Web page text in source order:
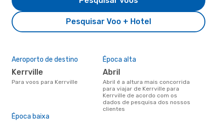
Pesquisar Voo + Hotel
Aeroporto de destino
Kerrville
Para voos para Kerrville
Época alta
abril
abril é a altura mais concorrida
para viajar de Kerrville para
Kerrville de acordo com os
dados de pesquisa dos nossos
clientes
Época baixa